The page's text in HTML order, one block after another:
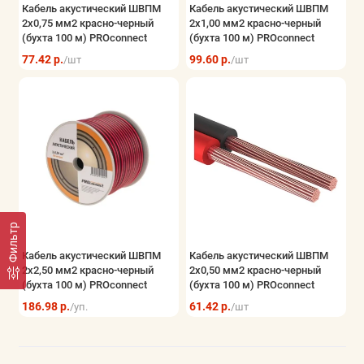
Фильтр
Электрощитовое оборудование
Элементы питания и блоки питания
Показать все
Кабель акустический ШВПМ
2х0,75 мм2 красно-черный
(бухта 100 м) PROconnect
77.42 р./шт
Кабель акустический ШВПМ
2х1,00 мм2 красно-черный
(бухта 100 м) PROconnect
99.60 р./шт
Кабель акустический ШВПМ
2х2,50 мм2 красно-черный
(бухта 100 м) PROconnect
186.98 р./уп.
Кабель акустический ШВПМ
2х0,50 мм2 красно-черный
(бухта 100 м) PROconnect
61.42 р./шт